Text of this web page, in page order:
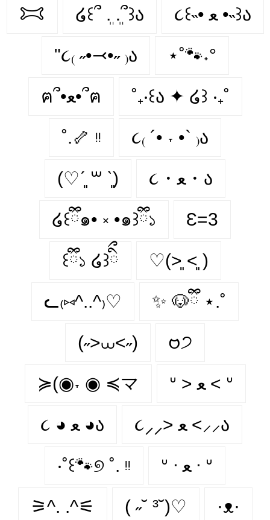
𐂯 ໒꒰՞ ܸ. .ܸ՞꒱ა ૮꒰˵• ﻌ •˵꒱ა
"૮₍ ˶•⤙•˶ ₎ა ⋆˚🐾˖°
ฅ՞•ﻌ•՞ฅ ˚₊‧꒰ა ✦ ໒꒱ ‧₊˚
˚.🦴 ᵎᵎ ૮₍ ´• ˕ •` ₎ა
(♡ˊ͈ ꒳ ˋ͈) ૮・ﻌ・ა
໒꒰ྀི๑• ༝ •๑꒱ྀི১ Ɛ=3
꒰ྀི১ ໒꒱ིྀ ♡(˃͈ ˂͈ )
ᓚ₍⑅^..^₎♡ ✨ 🐶ྀི ⋆.˚
(˶>⩊<˶) 𑄝੭
≽(◉˕ ◉ ≼マ ᐡ > ﻌ < ᐡ
૮ ◕ ﻌ ◕ა ૮⸝⸝> ﻌ <⸝⸝ა
‧˚꒰🐾୭ ˚. ᵎᵎ ᐡ ᐧ ﻌ ᐧ ᐡ
⚞^. .^⚟ ( ˶˘ ³˘)♡ ·ᴥ·